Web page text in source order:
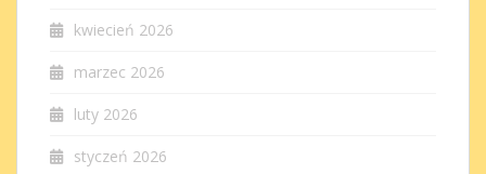
kwiecień 2026
marzec 2026
luty 2026
styczeń 2026